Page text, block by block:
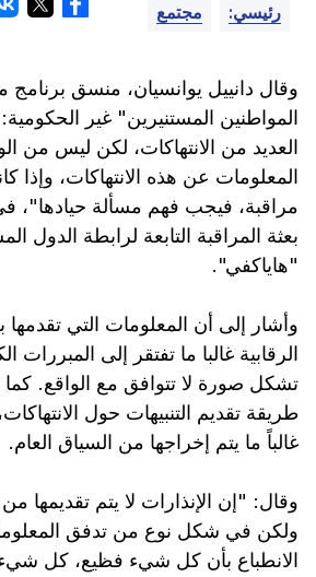
رئيسي: مجتمع
وقال دانييل يوانسيان، منسق برنامج
المواطنين المستنيرين" غير
العديد من الانتهاكات، لكن ليس من
المعلومات عن هذه الانتهاكات، وإذا
مراقبة، فيجب فهم مسألة حيادها"،
بعثة المراقبة التابعة لرابطة الدول
"هاياكفي".
وأشار إلى أن المعلومات التي تقدمها
الرقابية غالبا ما تفتقر إلى المبررات
تشكل صورة لا تتوافق مع الواقع. كما
طريقة تقديم التنبيهات حول
غالباً ما يتم إخراجها من السياق العام.
وقال: "إن الإنذارات لا يتم تقديمها
ولكن في شكل نوع من تدفق
الانطباع بأن كل شيء فظيع، كل